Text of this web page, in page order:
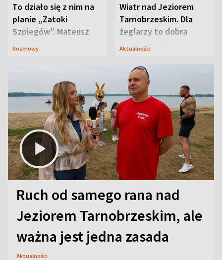
To działo się z nim na
planie „Zatoki
Szpiegów”. Mateusz
Janicki odsłonił
Rozmowy
Wiatr nad Jeziorem
Tarnobrzeskim. Dla
żeglarzy to dobra
wiadomość
Aktualności
Ruch od samego rana nad
Jeziorem Tarnobrzeskim, ale
ważna jest jedna zasada
Aktualności